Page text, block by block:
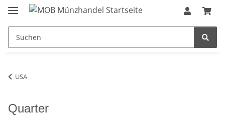
USA
Quarter